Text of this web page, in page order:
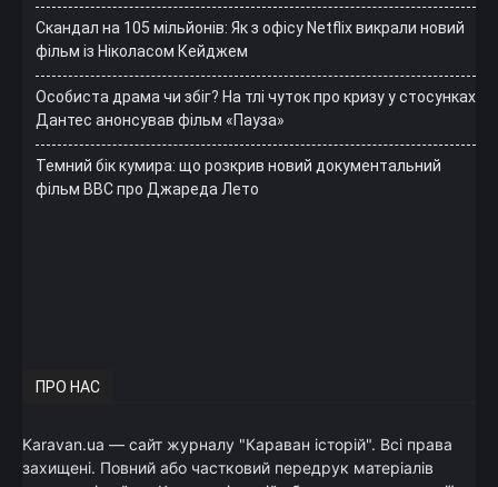
Скандал на 105 мільйонів: Як з офісу Netflix викрали новий
фільм із Ніколасом Кейджем
Особиста драма чи збіг? На тлі чуток про кризу у стосунках
Дантес анонсував фільм «Пауза»
Темний бік кумира: що розкрив новий документальний
фільм ВВС про Джареда Лето
ПРО НАС
Karavan.ua — сайт журналу "Караван історій". Всі права
захищені. Повний або частковий передрук матеріалів